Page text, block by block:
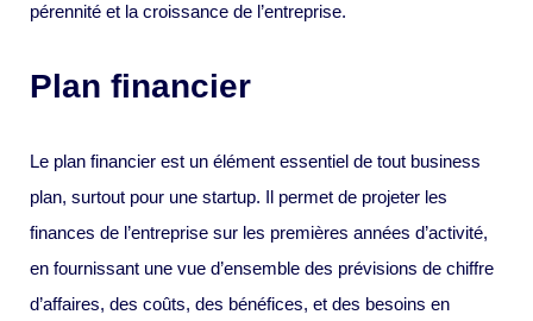
pérennité et la croissance de l’entreprise.
Plan financier
Le plan financier est un élément essentiel de tout business
plan, surtout pour une startup. Il permet de projeter les
finances de l’entreprise sur les premières années d’activité,
en fournissant une vue d’ensemble des prévisions de chiffre
d’affaires, des coûts, des bénéfices, et des besoins en